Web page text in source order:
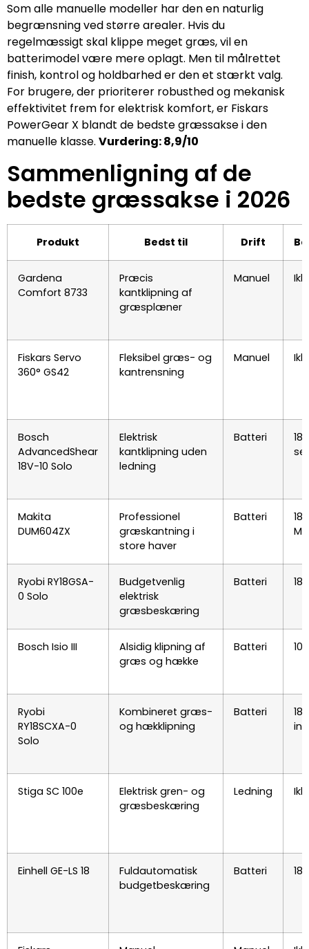
Som alle manuelle modeller har den en naturlig
begrænsning ved større arealer. Hvis du
regelmæssigt skal klippe meget græs, vil en
batterimodel være mere oplagt. Men til målrettet
finish, kontrol og holdbarhed er den et stærkt valg.
For brugere, der prioriterer robusthed og mekanisk
effektivitet frem for elektrisk komfort, er Fiskars
PowerGear X blandt de bedste græssakse i den
manuelle klasse. Vurdering: 8,9/10
Sammenligning af de
bedste græssakse i 2026
Produkt Bedst til Drift
Gardena
Comfort 8733
Præcis
kantklipning af
græsplæner
Manuel
Fiskars Servo
360° GS42
Fleksibel græs- og
kantrensning
Manuel
Bosch
AdvancedShear
18V-10 Solo
Elektrisk
kantklipning uden
ledning
Batteri
Makita
DUM604ZX
Professionel
græskantning i
store haver
Batteri
Ryobi RY18GSA-
0 Solo
Budgetvenlig
elektrisk
græsbeskæring
Batteri
Bosch Isio III
Alsidig klipning af
græs og hække
Batteri
Ryobi
RY18SCXA-0
Solo
Kombineret græs-
og hækklipning
Batteri
Stiga SC 100e
Elektrisk gren- og
græsbeskæring
Ledning
Einhell GE-LS 18
Fuldautomatisk
budgetbeskæring
Batteri